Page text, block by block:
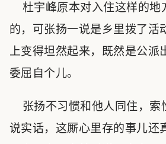
杜宇峰原本对入住这样的地
的，可张扬一说是乡里拨了活
上变得坦然起来，既然是公派
委屈自个儿。
张扬不习惯和他人同住，索
说实话，这厮心里存的事儿还